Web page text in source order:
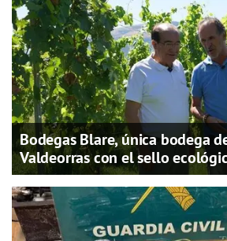
Bodegas Blare, única bodega
Valdeorras con el sello